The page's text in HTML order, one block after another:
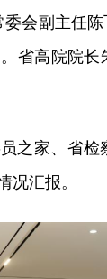
会副主任
省高院院
之家、省
况汇报。